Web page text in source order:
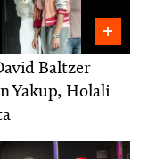
Baltzer
Yakup, Holali